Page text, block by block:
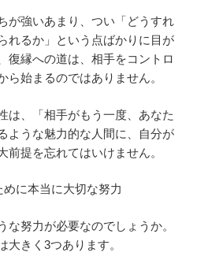
が強いあまり、つい「どうすれ
れるか」という点ばかりに目が
復縁への道は、相手をコントロ
ら始まるのではありません。
は、「相手がもう一度、あなた
ような魅力的な人間に、自分が
前提を忘れてはいけません。
に本当に大切な努力
な努力が必要なのでしょうか。
大きく3つあります。